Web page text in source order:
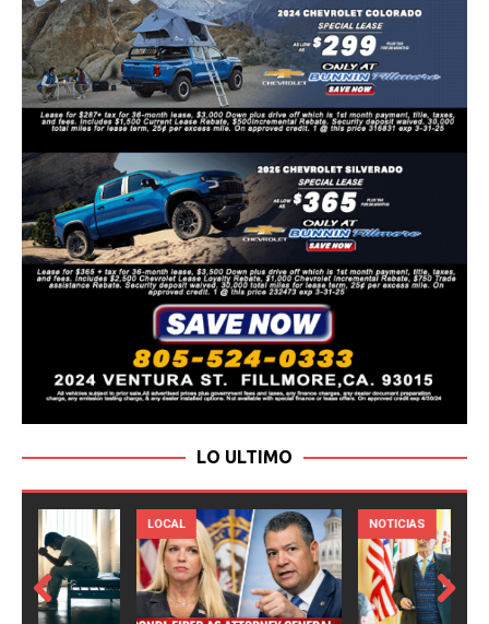
LO ULTIMO
LOCAL NOTICIAS
Prev
Next